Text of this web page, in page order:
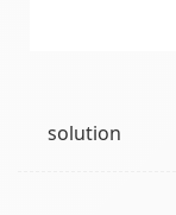
solution